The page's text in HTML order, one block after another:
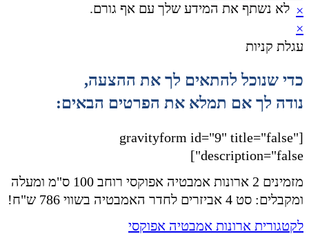
לא נשתף את המידע שלך עם אף גורם. ×
×
עגלת קניות
כדי שנוכל להתאים לך את ההצעה,
נודה לך אם תמלא את הפרטים הבאים:
[gravityform id="9" title="false"
description="false"]
מזמינים 2 ארונות אמבטיה אפוקסי רוחב 100 ס"מ ומעלה
ומקבלים: סט 4 אביזרים לחדר האמבטיה בשווי 786 ש"ח!
לקטגורית ארונות אמבטיה אפוקסי